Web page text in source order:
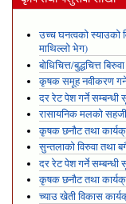
उच्च घनत्वको स्याउको
माथिल्लो भेग)
बोधिचित्त/बुद्धचित्त
कृषक समूह नवीकरण
दर रेट पेश गर्ने सम्बन्धी
रासायनिक मलको
कृषक छनौट तथा
सुन्तलाको विरुवा तथा
दर रेट पेश गर्ने सम्बन्धी
कृषक छनौट तथा
च्याउ खेती विकास